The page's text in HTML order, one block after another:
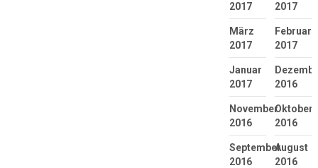
2017
2017
März
2017
Februar
2017
Januar
2017
2016
November
2016
Oktober
2016
September
2016
August
2016